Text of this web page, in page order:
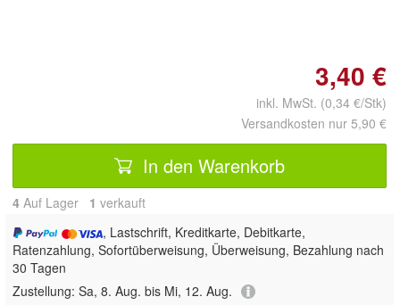
3,40 €
inkl. MwSt. (0,34 €/Stk)
Versandkosten nur 5,90 €
In den Warenkorb
4 Auf Lager 1 verkauft
, Lastschrift, Kreditkarte, Debitkarte,
Ratenzahlung, Sofortüberweisung, Überweisung, Bezahlung nach
30 Tagen
Zustellung: Sa, 8. Aug. bis Mi, 12. Aug.